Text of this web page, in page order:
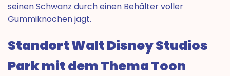
seinen Schwanz durch einen Behälter voller
Gummiknochen jagt.
Standort Walt Disney Studios
Park mit dem Thema Toon